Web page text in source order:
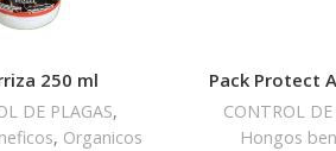
250 ml
DE PLAGAS,
, Organicos
Pack Protect
CONTROL DE
Hongos